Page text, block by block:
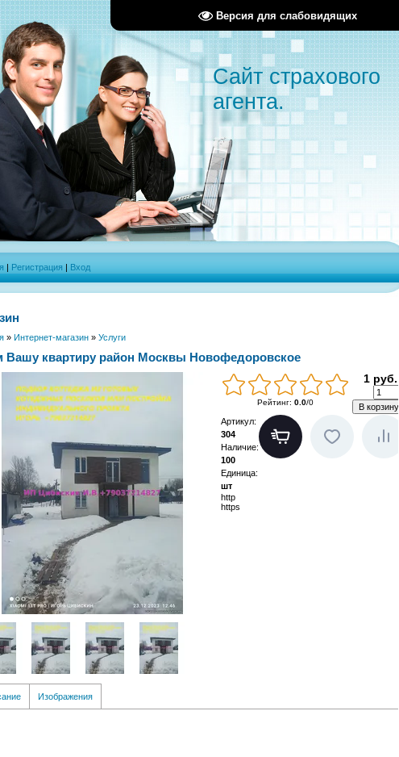
Версия для слабовидящих
Сайт страхового
агента.
| Регистрация | Вход
» Интернет-магазин » Услуги
Вашу квартиру район Москвы Новофедоровское
Рейтинг: 0.0/0
1 руб.
Артикул:
304
Наличие:
100
Единица:
шт
http
https
Изображения